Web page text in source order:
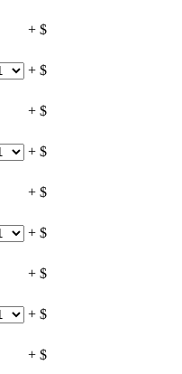
+ $
+ $
+ $
+ $
+ $
+ $
+ $
+ $
+ $